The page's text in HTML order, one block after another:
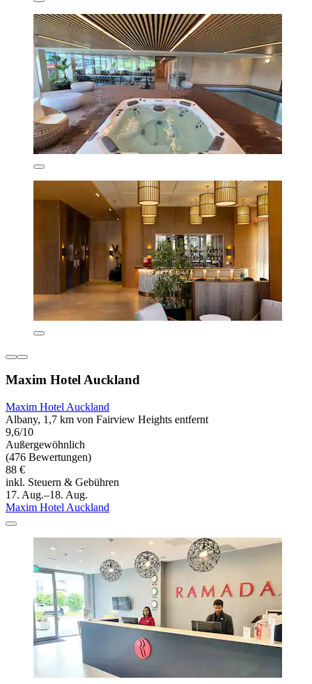
Maxim Hotel Auckland
Maxim Hotel Auckland
Albany, 1,7 km von Fairview Heights entfernt
9,6/10
Außergewöhnlich
(476 Bewertungen)
88 €
inkl. Steuern & Gebühren
17. Aug.–18. Aug.
Maxim Hotel Auckland